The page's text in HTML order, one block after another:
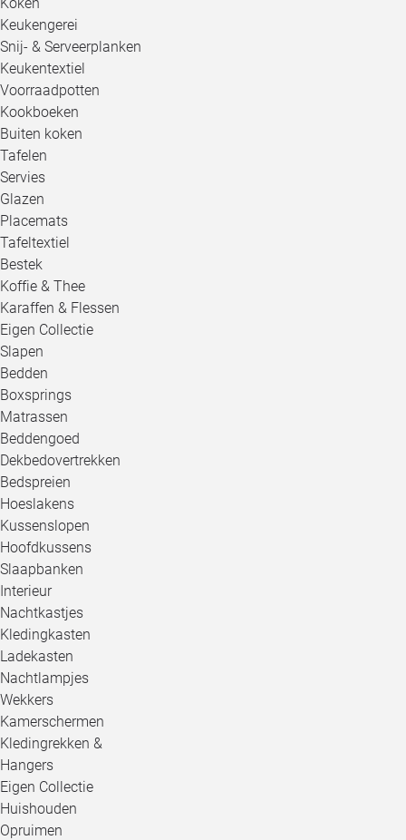
Keukengerei
Snij- & Serveerplanken
Keukentextiel
Voorraadpotten
Kookboeken
Buiten koken
Tafelen
Servies
Glazen
Placemats
Tafeltextiel
Bestek
Koffie & Thee
Karaffen & Flessen
Eigen Collectie
Slapen
Bedden
Boxsprings
Matrassen
Beddengoed
Dekbedovertrekken
Bedspreien
Hoeslakens
Kussenslopen
Hoofdkussens
Slaapbanken
Interieur
Nachtkastjes
Kledingkasten
Ladekasten
Nachtlampjes
Wekkers
Kamerschermen
Kledingrekken &
Hangers
Eigen Collectie
Huishouden
Opruimen